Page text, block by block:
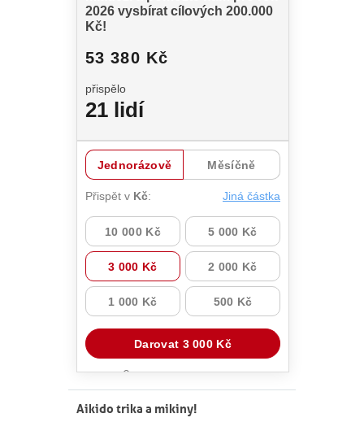
Aikido trika a mikiny!